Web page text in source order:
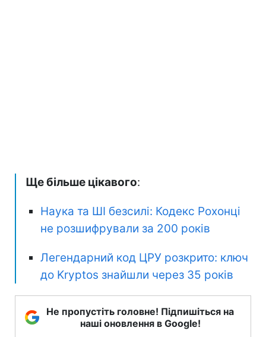
Ще більше цікавого:
Наука та ШІ безсилі: Кодекс Рохонці
не розшифрували за 200 років
Легендарний код ЦРУ розкрито: ключ
до Kryptos знайшли через 35 років
Не пропустіть головне! Підпишіться на
наші оновлення в Google!